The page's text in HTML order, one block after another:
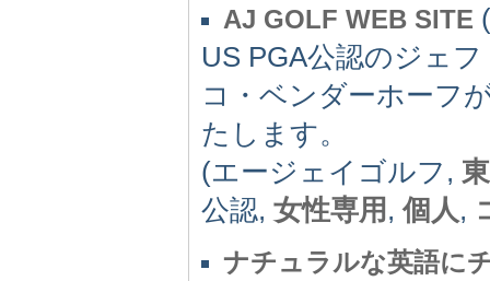
AJ GOLF WEB SITE
US PGA公認のジェ
コ・ベンダーホーフ
たします。
(エージェイゴルフ,
公認, 女性専用 ,個人,
ナチュラルな英語に